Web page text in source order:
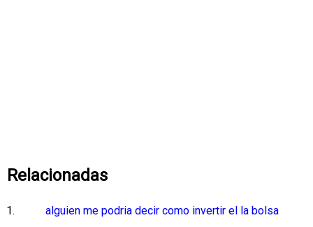
Relacionadas
alguien me podria decir como invertir el la bolsa